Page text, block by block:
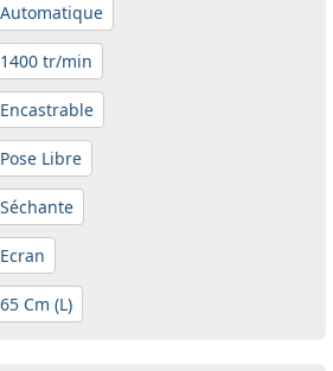
tr/min
Libre
Cm (L)